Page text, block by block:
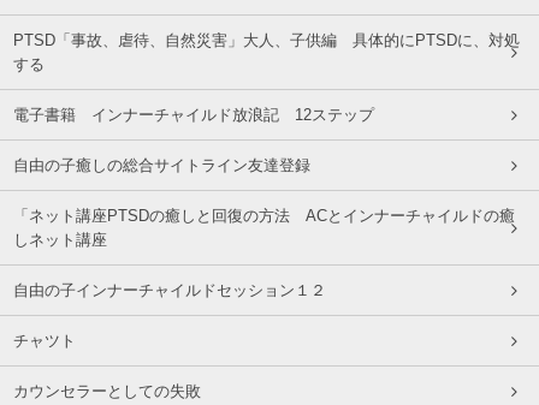
PTSD「事故、虐待、自然災害」大人、子供編 具体的にPTSDに、対処
する
電子書籍 インナーチャイルド放浪記 12ステップ
自由の子癒しの総合サイトライン友達登録
「ネット講座PTSDの癒しと回復の方法 ACとインナーチャイルドの癒
しネット講座
自由の子インナーチャイルドセッション１２
チャツト
カウンセラーとしての失敗